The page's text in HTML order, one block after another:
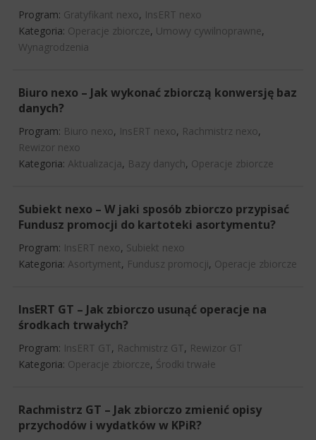
Program: Gratyfikant nexo, InsERT nexo
Kategoria: Operacje zbiorcze, Umowy cywilnoprawne,
Wynagrodzenia
Biuro nexo – Jak wykonać zbiorczą konwersję baz
danych?
Program: Biuro nexo, InsERT nexo, Rachmistrz nexo,
Rewizor nexo
Kategoria: Aktualizacja, Bazy danych, Operacje zbiorcze
Subiekt nexo – W jaki sposób zbiorczo przypisać
Fundusz promocji do kartoteki asortymentu?
Program: InsERT nexo, Subiekt nexo
Kategoria: Asortyment, Fundusz promocji, Operacje zbiorcze
InsERT GT – Jak zbiorczo usunąć operacje na
środkach trwałych?
Program: InsERT GT, Rachmistrz GT, Rewizor GT
Kategoria: Operacje zbiorcze, Środki trwałe
Rachmistrz GT – Jak zbiorczo zmienić opisy
przychodów i wydatków w KPiR?